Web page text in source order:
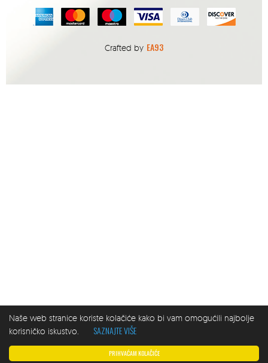
PRIHVAĆAM KOLAČIĆE
Naše web stranice koriste kolačiće kako bi vam omogućili najbolje
korisničko iskustvo.
SAZNAJTE VIŠE
Crafted by EA93